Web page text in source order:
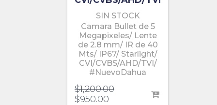
SIN STOCK
Camara Bullet de 5
Megapixeles/ Lente
de 2.8 mm/ IR de 40
Mts/ IP67/ Starlight/
CVI/CVBS/AHD/TVI/
#NuevoDahua
$1,200.00
$950.00